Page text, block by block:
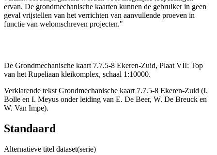
ervan. De grondmechanische kaarten kunnen de gebruiker in geen
geval vrijstellen van het verrichten van aanvullende proeven in
functie van welomschreven projecten."
De Grondmechanische kaart 7.7.5-8 Ekeren-Zuid, Plaat VII: Top
van het Rupeliaan kleikomplex, schaal 1:10000.
Verklarende tekst Grondmechanische kaart 7.7.5-8 Ekeren-Zuid (I.
Bolle en I. Meyus onder leiding van E. De Beer, W. De Breuck en
W. Van Impe).
Standaard
Alternatieve titel dataset(serie)